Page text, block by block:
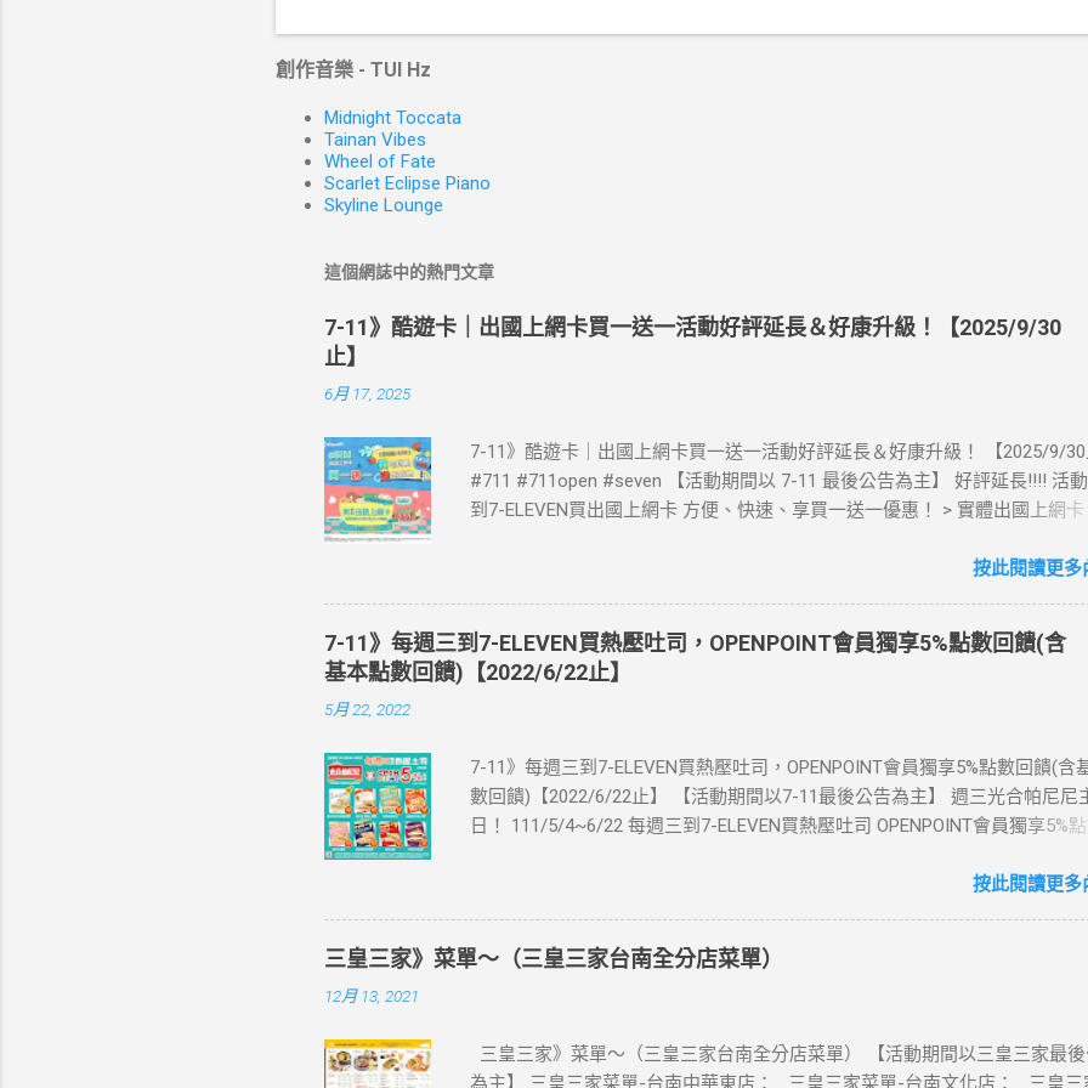
創作音樂 - TUI Hz
Midnight Toccata
Tainan Vibes
Wheel of Fate
Scarlet Eclipse Piano
Skyline Lounge
這個網誌中的熱門文章
7-11》酷遊卡｜出國上網卡買一送一活動好評延長＆好康升級！【2025/9/30
止】
6月 17, 2025
7-11》酷遊卡｜出國上網卡買一送一活動好評延長＆好康升級！ 【2025/9/30
#711 #711open #seven 【活動期間以 7-11 最後公告為主】 好評延長!!!! 活
到7-ELEVEN買出國上網卡 方便、快速、享買一送一優惠！ > 實體出國上網卡
站登錄 【點我登錄】 ) > eSIM出國上網卡：好康升級！購買eSIM「吃到飽」
📣 再也不怕忘記買上網卡啦～快跟你要出國的朋友說～速速來超商買省錢又方
·活動詳情：好康優惠看這邊 【點我看好康優惠】 ·eSIM ibon 購買教學 【點我
教學】 📲 全球上網首選，速度穩定，落地秒連上網 🌏 日、韓、東南亞、中港
eSIM適用機型： ※注意：裝置支援型號可能因各區域販售而有差異，請自行
裝置是否可使用eSIM ●用撥號按鍵撥打「*#06#」，如出現 EID 的條碼或文字
示您的手機支援 eSIM 功能。 ●不支援鎖卡機、平板、電信業者客製機、網路
1.iPhone 16 以上系列 2.iPhone 15 3.iPhone 14 4.iPhone 13 5.iPhone 12
7.iPhone XS Max、iPhone XS、iPhone XR 8.iPhone SE 2、iPhone SE 3 【
1.Pixel 7 Pro、Pixel 7 或後續機型 2.Pixel 6a、Pixel 6 Pro、Pixel 6 3.Pixel 5
4a(5G)、Pixel 4a、Pixel 4 XL、Pixel 4 5.Pixel 3a 【Samsung】限台灣販售
按此閱讀更多
7-11》每週三到7-ELEVEN買熱壓吐司，OPENPOINT會員獨享5%點數回饋(含
基本點數回饋)【2022/6/22止】
5月 22, 2022
7-11》每週三到7-ELEVEN買熱壓吐司，OPENPOINT會員獨享5%點數回饋(含
數回饋)【2022/6/22止】 【活動期間以7-11最後公告為主】 週三光合帕尼尼
日！ 111/5/4~6/22 每週三到7-ELEVEN買熱壓吐司 OPENPOINT會員獨享5%點
編推薦！ 丹麥鮪魚起司 多層丹麥吐司，熱壓後口感酥脆，搭配經典鮪魚起司
評回購 注意事項 1.本優惠不得與其他優惠並行。商品數量以各門市實際可販售
為準。 2.活動期間OPENPOINT會員需報手機號碼/出示會員條碼，或以已綁定
icash恕不享本活動優惠。 3.本活動不適用隨取卡、咖啡卡、商品卡、提貨卡
按此閱讀更多
三皇三家》菜單～（三皇三家台南全分店菜單）
12月 13, 2021
三皇三家》菜單～（三皇三家台南全分店菜單） 【活動期間以三皇三家最
為主】 三皇三家菜單-台南中華東店： 三皇三家菜單-台南文化店： 三皇三